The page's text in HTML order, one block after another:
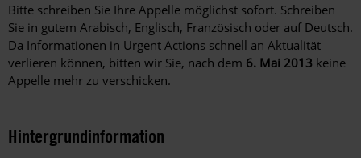
Bitte schreiben Sie Ihre Appelle möglichst sofort. Schreiben
Sie in gutem Arabisch, Englisch, Französisch oder auf Deutsch.
Da Informationen in Urgent Actions schnell an Aktualität
verlieren können, bitten wir Sie, nach dem 6. Mai 2013 keine
Appelle mehr zu verschicken.
Hintergrundinformation